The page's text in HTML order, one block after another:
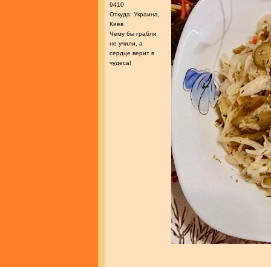
9410
Откуда: Украина,
Киев
Чему бы грабли
не учили, а
сердце верит в
чудеса!